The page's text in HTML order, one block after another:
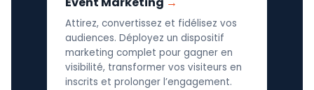
Attirez, convertissez et fidélisez vos
audiences. Déployez un dispositif
marketing complet pour gagner en
visibilité, transformer vos visiteurs en
inscrits et prolonger l’engagement.